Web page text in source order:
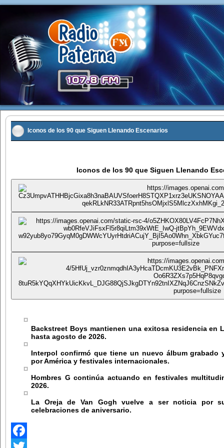
Iconos de los 90 que Siguen Llenando Escenarios
Iconos de los 90 que Siguen Llenando
Backstreet Boysmantienen una exitosa residencia en
hasta agosto de 2026.
Interpol confirmó que tiene un nuevo álbum grabado
por América y festivales internacionales.
Hombres G continúa actuando en festivales
2026.
La Oreja de Van Gogh vuelve a ser noticia por
celebraciones de aniversario.
Facebook